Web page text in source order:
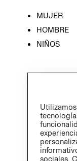
MUJER
HOMBRE
NIÑOS
sociales.